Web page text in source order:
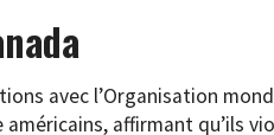
avec l’Organisation
affirmant qu’ils